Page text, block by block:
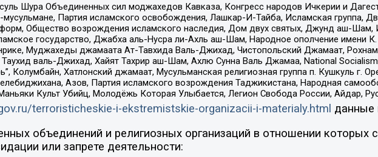
Шура Объединенных сил моджахедов Кавказа, Конгресс народов Ичкерии и
мусульмане, Партия исламского освобождения, Лашкар-И-Тайба, Исламская группа,
Общество возрождения исламского наследия, Дом двух святых, Джунд аш-Шам,
государство, Джабха аль-Нусра ли-Ахль аш-Шам, Народное ополчение имени
Муджахеды джамаата Ат-Тавхида Валь-Джихад, Чистопольский Джамаат,
валь-Джихад, Хайят Тахрир аш-Шам, Ахлю Сунна Валь Джамаа, National
Колумбайн, Хатлонский джамаат, Мусульманская религиозная группа п. Кушкуль г.
Азов, Партия исламского возрождения Таджикистана, Народная
Культ Убийц, Молодёжь Которая Улыбается, Легион Свобода России, Айдар,
terroristicheskie-i-ekstremistskie-organizacii-i-materialy.html данные
объединений и религиозных организаций в отношении которых
или запрете деятельности: